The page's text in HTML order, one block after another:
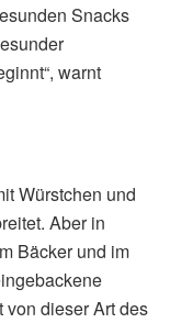
Snacks
warnt
Würstchen und
Aber in
Bäcker und im
von dieser Art des